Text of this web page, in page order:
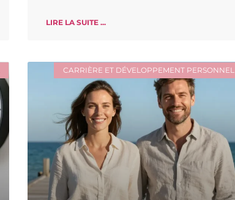
LIRE LA SUITE ...
CARRIÈRE ET DÉVELOPPEMENT PERSONNEL